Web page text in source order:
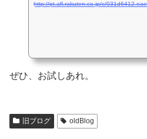
ぜひ、お試しあれ。
旧ブログ oldBlog